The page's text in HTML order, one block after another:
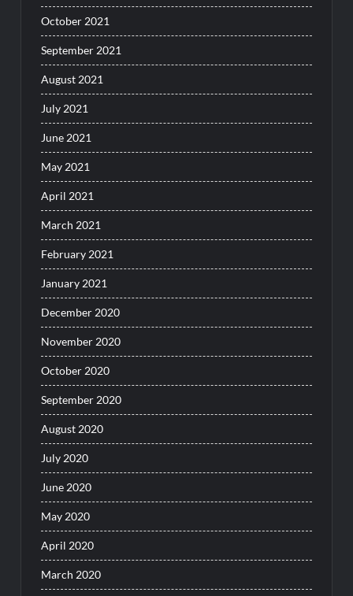
October 2021
September 2021
August 2021
July 2021
June 2021
May 2021
April 2021
March 2021
February 2021
January 2021
December 2020
November 2020
October 2020
September 2020
August 2020
July 2020
June 2020
May 2020
April 2020
March 2020